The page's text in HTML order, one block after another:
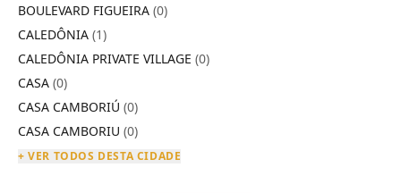
BOULEVARD FIGUEIRA (0)
CALEDÔNIA (1)
CALEDÔNIA PRIVATE VILLAGE (0)
CASA (0)
CASA CAMBORIÚ (0)
CASA CAMBORIU (0)
+ VER TODOS DESTA CIDADE